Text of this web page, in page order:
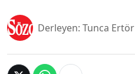
Derleyen: Tunca Ertör